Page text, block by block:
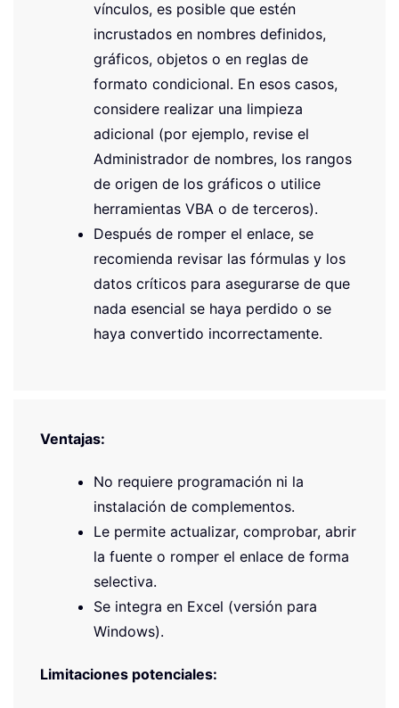
vínculos, es posible que estén
incrustados en nombres definidos,
gráficos, objetos o en reglas de
formato condicional. En esos casos,
considere realizar una limpieza
adicional (por ejemplo, revise el
Administrador de nombres, los rangos
de origen de los gráficos o utilice
herramientas VBA o de terceros).
Después de romper el enlace, se
recomienda revisar las fórmulas y los
datos críticos para asegurarse de que
nada esencial se haya perdido o se
haya convertido incorrectamente.
Ventajas:
No requiere programación ni la
instalación de complementos.
Le permite actualizar, comprobar, abrir
la fuente o romper el enlace de forma
selectiva.
Se integra en Excel (versión para
Windows).
Limitaciones potenciales: